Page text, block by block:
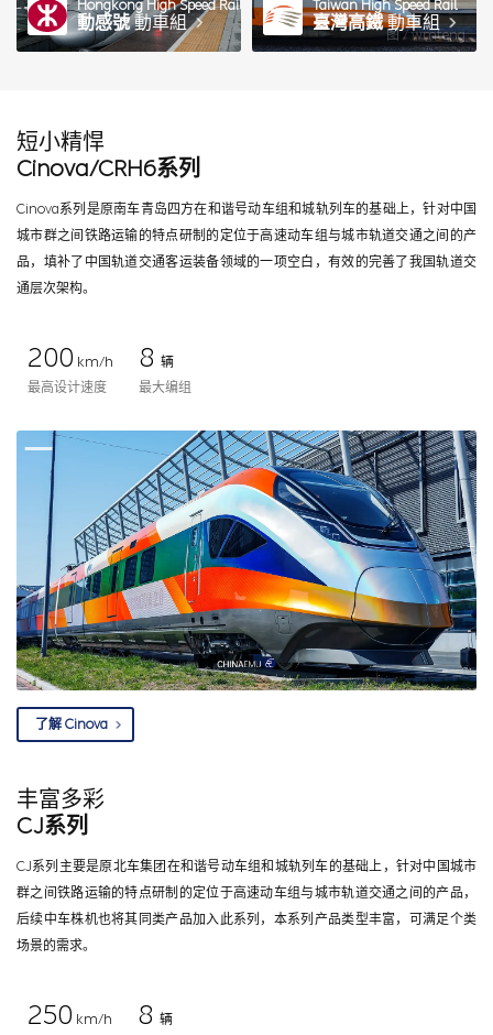
Hongkong High Speed Rail
動感號動車組
图 / wmteng
Taiwan High Speed Rail
臺灣高鐵動車組
短小精悍
Cinova/CRH6系列
Cinova系列是原南车青岛四方在和谐号动车组和城轨列车的基础上，针对中国
城市群之间铁路运输的特点研制的定位于高速动车组与城市轨道交通之间的产
品，填补了中国轨道交通客运装备领域的一项空白，有效的完善了我国轨道交
通层次架构。
200 km/h
最高设计速度
8 辆
最大编组
了解 Cinova
丰富多彩
CJ系列
CJ系列主要是原北车集团在和谐号动车组和城轨列车的基础上，针对中国城市
群之间铁路运输的特点研制的定位于高速动车组与城市轨道交通之间的产品，
后续中车株机也将其同类产品加入此系列，本系列产品类型丰富，可满足个类
场景的需求。
250 km/h
8 辆